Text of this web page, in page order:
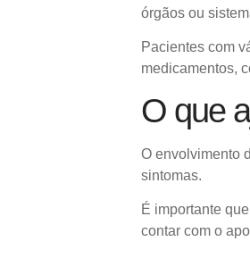
órgãos ou
Pacientes com
medicamentos,
O que
O envolvimento
sintomas.
É importante
contar com o